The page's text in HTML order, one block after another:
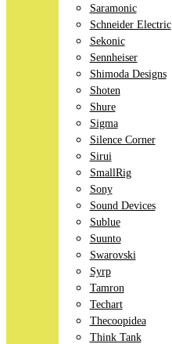
Saramonic
Schneider Electric
Sekonic
Sennheiser
Shimoda Designs
Shoten
Shure
Sigma
Silence Corner
Sirui
SmallRig
Sony
Sound Devices
Sublue
Suunto
Swarovski
Syrp
Tamron
Techart
Thecoopidea
Think Tank